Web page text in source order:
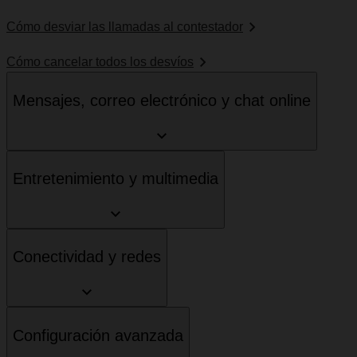
Cómo desviar las llamadas al contestador
Cómo cancelar todos los desvíos
Mensajes, correo electrónico y chat online
Entretenimiento y multimedia
Conectividad y redes
Configuración avanzada